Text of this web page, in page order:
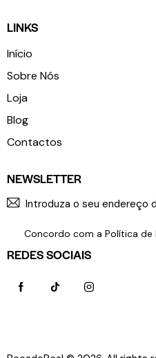
LINKS
Início
Sobre Nós
Loja
Blog
Contactos
NEWSLETTER
Concordo com a Política de
REDES SOCIAIS